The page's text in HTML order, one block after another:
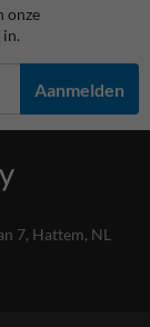
onze
Aanmelden
7, Hattem, NL